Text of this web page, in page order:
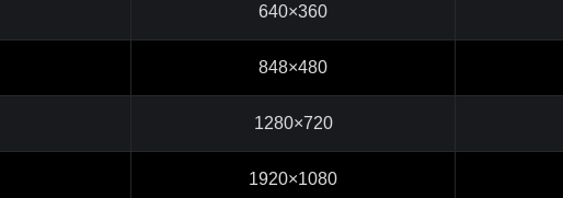
640×360
848×480
1280×720
1920×1080